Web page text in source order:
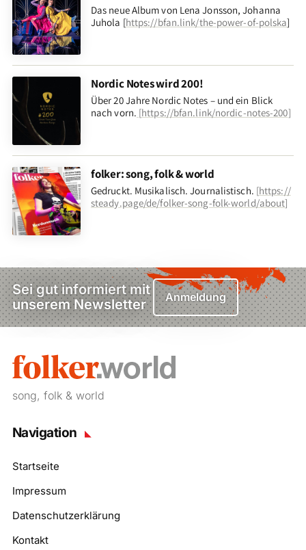
Das neue Album von Lena Jonsson, Johanna
Juhola [https://bfan.link/the-power-of-polska]
Nordic Notes wird 200!
Über 20 Jahre Nordic Notes – und ein Blick
nach vorn. [https://bfan.link/nordic-notes-200]
folker: song, folk & world
Gedruckt. Musikalisch. Journalistisch. [https://
steady.page/de/folker-song-folk-world/about]
Sei gut informiert mit
unserem Newsletter
Anmeldung
song, folk & world
Navigation
Startseite
Impressum
Datenschutzerklärung
Kontakt